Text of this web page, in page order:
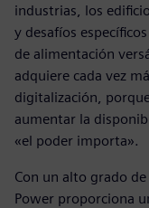
industrias, los
y desafíos
de alimentación
adquiere cada vez
digitalización,
aumentar la
«el poder importa».
Con un alto grado
Power proporciona